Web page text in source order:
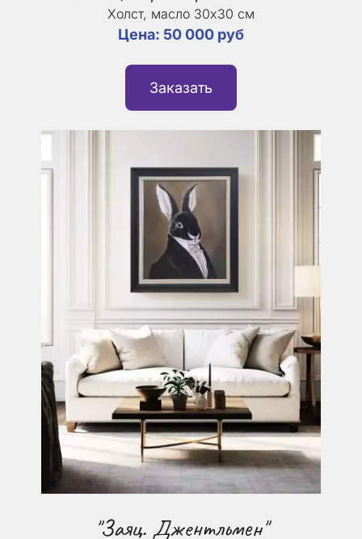
Холст, масло 30х30 см
Цена: 50 000 руб
Заказать
"Заяц. Джентльмен"